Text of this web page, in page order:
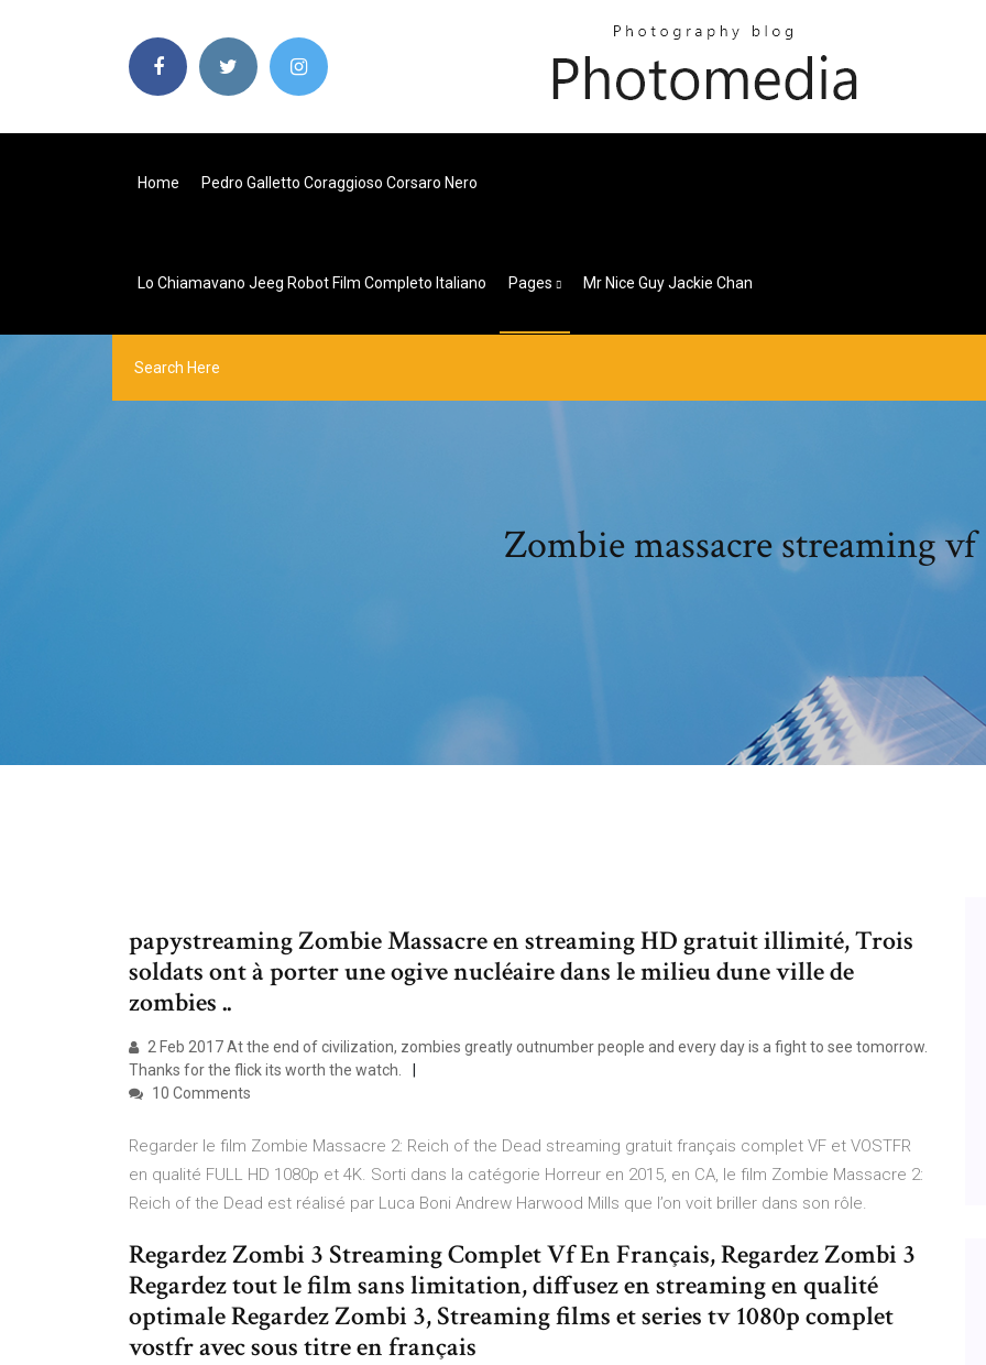
Home Pedro Galletto Coraggioso Corsaro Nero
Lo Chiamavano Jeeg Robot Film Completo Italiano Pages Mr Nice Guy Jackie Chan
Zombie massacre streaming vf
papystreaming Zombie Massacre en streaming HD gratuit illimité, Trois
soldats ont à porter une ogive nucléaire dans le milieu dune ville de
zombies ..
2 Feb 2017 At the end of civilization, zombies greatly outnumber people and every day is a fight to see tomorrow.
Thanks for the flick its worth the watch.
10 Comments
Regarder le film Zombie Massacre 2: Reich of the Dead streaming gratuit français complet VF et VOSTFR
en qualité FULL HD 1080p et 4K. Sorti dans la catégorie Horreur en 2015, en CA, le film Zombie Massacre 2:
Reich of the Dead est réalisé par Luca Boni Andrew Harwood Mills que l’on voit briller dans son rôle.
Regardez Zombi 3 Streaming Complet Vf En Français, Regardez Zombi 3
Regardez tout le film sans limitation, diffusez en streaming en qualité
optimale Regardez Zombi 3, Streaming films et series tv 1080p complet
vostfr avec sous titre en français